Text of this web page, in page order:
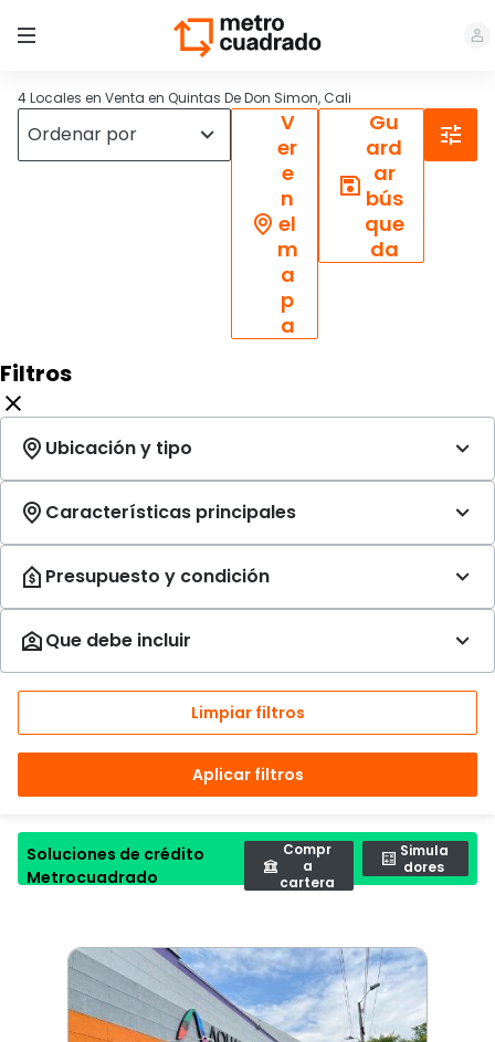
4 Locales en Venta en Quintas De Don Simon, Cali
V
er
e
n
el
m
a
p
a
Gu
ard
ar
bús
que
da
Filtros
Limpiar filtros
Aplicar filtros
Soluciones de crédito
Metrocuadrado
Compr
a
cartera
Simula
dores